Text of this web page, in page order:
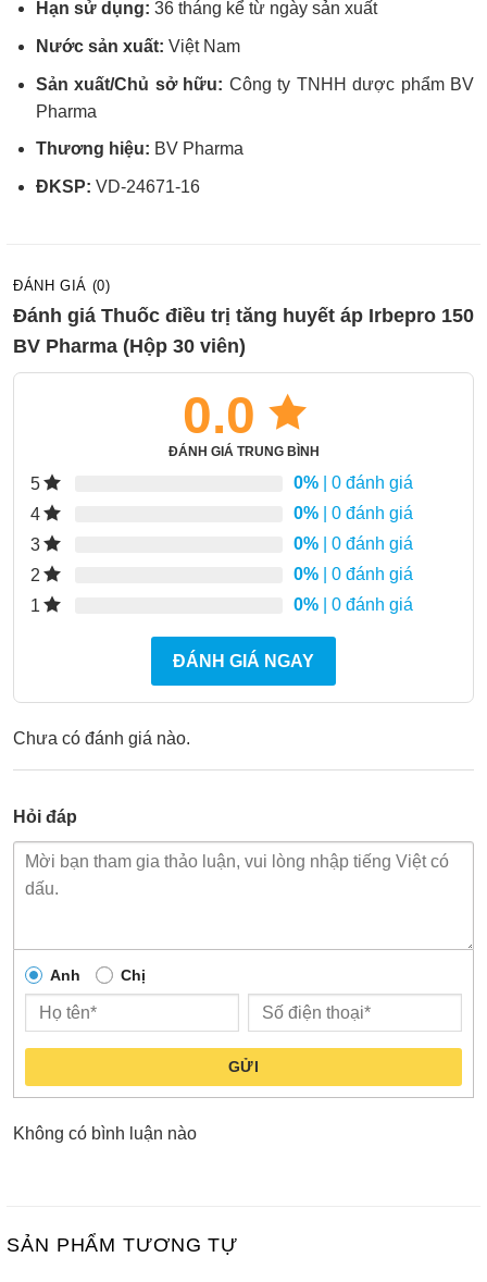
Hạn sử dụng: 36 tháng kể từ ngày sản xuất
Nước sản xuất: Việt Nam
Sản xuất/Chủ sở hữu: Công ty TNHH dược phẩm BV
Pharma
Thương hiệu: BV Pharma
ĐKSP: VD-24671-16
ĐÁNH GIÁ (0)
Đánh giá Thuốc điều trị tăng huyết áp Irbepro 150
BV Pharma (Hộp 30 viên)
0.0
ĐÁNH GIÁ TRUNG BÌNH
5 0% | 0 đánh giá
4
0% | 0 đánh giá
3
0% | 0 đánh giá
2
0% | 0 đánh giá
1
0% | 0 đánh giá
ĐÁNH GIÁ NGAY
Chưa có đánh giá nào.
Hỏi đáp
Anh Chị
GỬI
Không có bình luận nào
SẢN PHẨM TƯƠNG TỰ